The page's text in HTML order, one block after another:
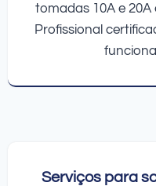
tomadas 10A e
Profissional
Serviços para